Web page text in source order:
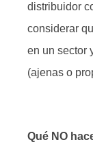
distribuidor
considerar
en un sector
(ajenas o
Qué NO